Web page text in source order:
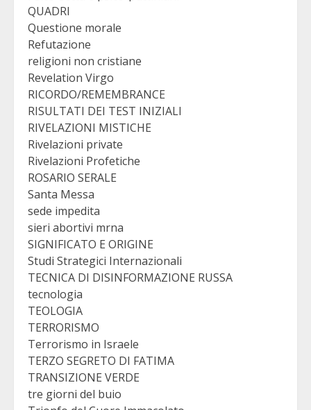
QUADRI
Questione morale
Refutazione
religioni non cristiane
Revelation Virgo
RICORDO/REMEMBRANCE
RISULTATI DEI TEST INIZIALI
RIVELAZIONI MISTICHE
Rivelazioni private
Rivelazioni Profetiche
ROSARIO SERALE
Santa Messa
sede impedita
sieri abortivi mrna
SIGNIFICATO E ORIGINE
Studi Strategici Internazionali
TECNICA DI DISINFORMAZIONE RUSSA
tecnologia
TEOLOGIA
TERRORISMO
Terrorismo in Israele
TERZO SEGRETO DI FATIMA
TRANSIZIONE VERDE
tre giorni del buio